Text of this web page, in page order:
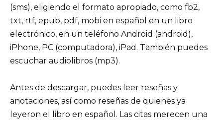
(sms), eligiendo el formato apropiado, como fb2,
txt, rtf, epub, pdf, mobi en español en un libro
electrónico, en un teléfono Android (android),
iPhone, PC (computadora), iPad. También puedes
escuchar audiolibros (mp3).
Antes de descargar, puedes leer reseñas y
anotaciones, así como reseñas de quienes ya
leyeron el libro en español. Las citas merecen una